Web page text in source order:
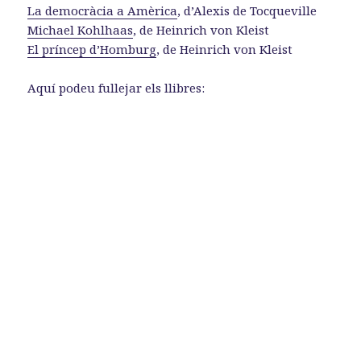
La democràcia a Amèrica, d’Alexis de Tocqueville
Michael Kohlhaas, de Heinrich von Kleist
El príncep d’Homburg, de Heinrich von Kleist
Aquí podeu fullejar els llibres: